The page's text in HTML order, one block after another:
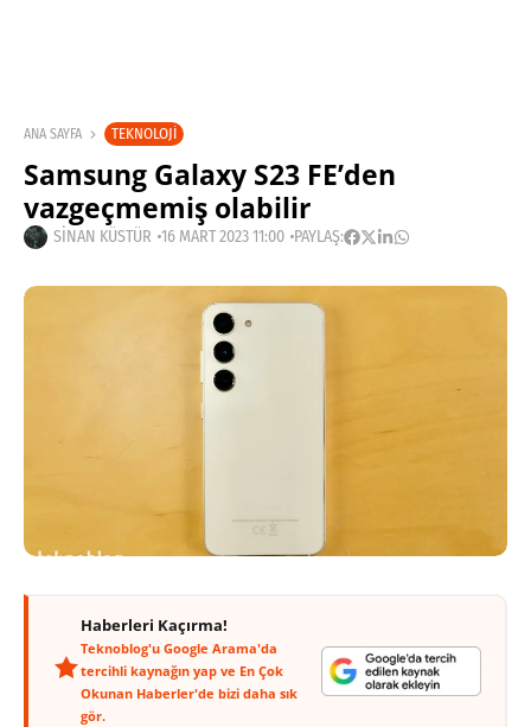
ANA SAYFA TEKNOLOJI
Samsung Galaxy S23 FE’den
vazgeçmemiş olabilir
SINAN KÜSTÜR 16 MART 2023 11:00 PAYLAŞ:
Haberleri Kaçırma!
Teknoblog'u Google Arama'da
tercihli kaynağın yap ve En Çok
Okunan Haberler'de bizi daha sık
gör.